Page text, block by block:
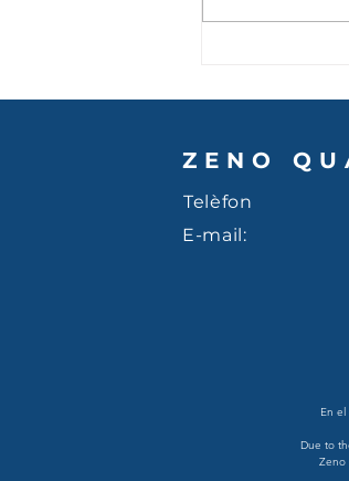
ZENO
Telèfon
E-mail:
En
Due to
Zeno